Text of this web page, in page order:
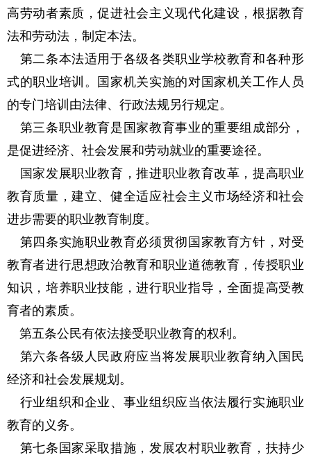
高劳动者素质，促进社会主义现代化建设，根据教育
法和劳动法，制定本法。
第二条本法适用于各级各类职业学校教育和各种形
式的职业培训。国家机关实施的对国家机关工作人员
的专门培训由法律、行政法规另行规定。
第三条职业教育是国家教育事业的重要组成部分，
是促进经济、社会发展和劳动就业的重要途径。
国家发展职业教育，推进职业教育改革，提高职业
教育质量，建立、健全适应社会主义市场经济和社会
进步需要的职业教育制度。
第四条实施职业教育必须贯彻国家教育方针，对受
教育者进行思想政治教育和职业道德教育，传授职业
知识，培养职业技能，进行职业指导，全面提高受教
育者的素质。
第五条公民有依法接受职业教育的权利。
第六条各级人民政府应当将发展职业教育纳入国民
经济和社会发展规划。
行业组织和企业、事业组织应当依法履行实施职业
教育的义务。
第七条国家采取措施，发展农村职业教育，扶持少